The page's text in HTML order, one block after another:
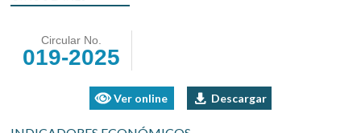
Circular No.
019-2025
Ver online Descargar